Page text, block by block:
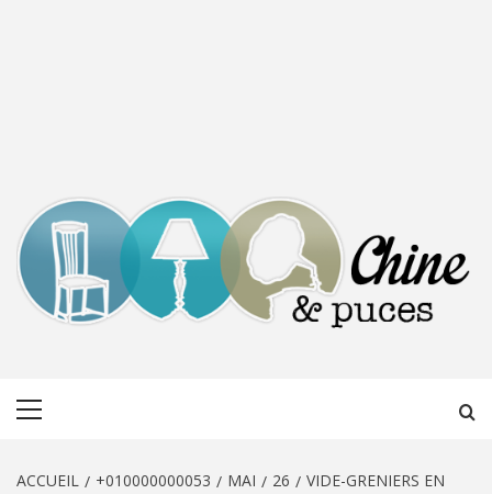
ACCUEIL +010000000053 MAI 26
VIDE-GRENIERS EN